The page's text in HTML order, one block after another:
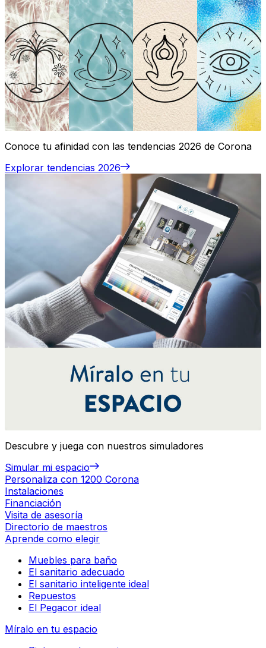
Conoce tu afinidad con las tendencias 2026 de Corona
Explorar tendencias 2026
Descubre y juega con nuestros simuladores
Simular mi espacio
Personaliza con 1200 Corona
Instalaciones
Financiación
Visita de asesoría
Directorio de maestros
Aprende como elegir
Muebles para baño
El sanitario adecuado
El sanitario inteligente ideal
Repuestos
El Pegacor ideal
Míralo en tu espacio